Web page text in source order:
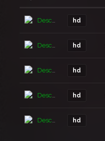
Descarga hd
Descarga hd
Descarga hd
Descarga hd
Descarga hd